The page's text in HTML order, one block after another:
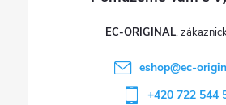
EC-ORIGINAL
eshop@ec-
+420 722 544